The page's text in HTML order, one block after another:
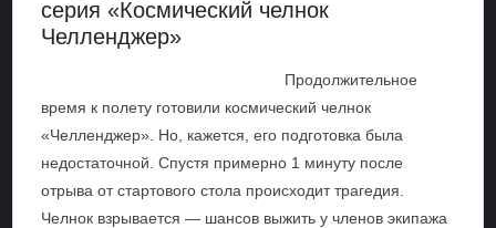
серия «Космический челнок
Челленджер»
Продолжительное
время к полету готовили космический челнок
«Челленджер». Но, кажется, его подготовка была
недостаточной. Спустя примерно 1 минуту после
отрыва от стартового стола происходит трагедия.
Челнок взрывается — шансов выжить у членов экипажа